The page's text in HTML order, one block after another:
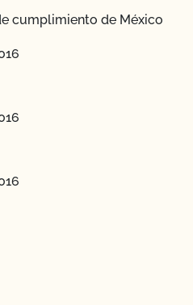
cumplimiento de México